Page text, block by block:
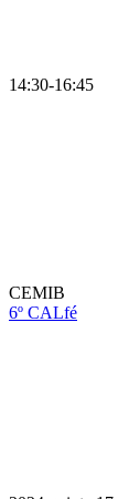
14:30-16:45
CEMIB
6º CALfé